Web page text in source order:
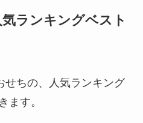
ランキングベスト
せちの、人気ランキング
ます。